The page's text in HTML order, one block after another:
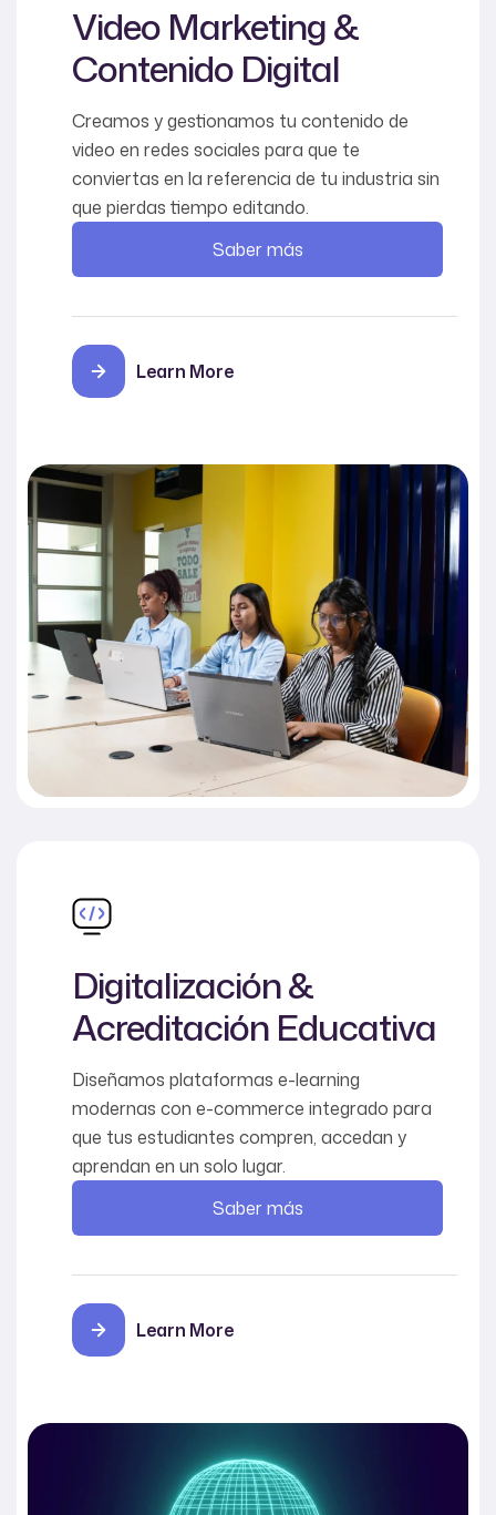
Video Marketing &
Contenido Digital
Creamos y gestionamos tu contenido de
video en redes sociales para que te
conviertas en la referencia de tu industria sin
que pierdas tiempo editando.
Saber más
Learn More
Digitalización &
Acreditación Educativa
Diseñamos plataformas e-learning
modernas con e-commerce integrado para
que tus estudiantes compren, accedan y
aprendan en un solo lugar.
Saber más
Learn More